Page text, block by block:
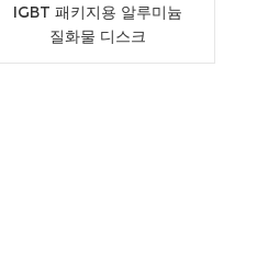
IGBT 패키지용 알루미늄
질화물 디스크